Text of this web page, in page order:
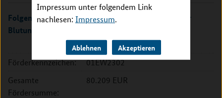
Impressum unter folgendem Link
nachlesen: Impressum.
Ablehnen Akzeptieren
Folgen hämostatischer Defekte nach intrazerebraler
Blutung
Förderkennzeichen:
01EW2302
Gesamte
Fördersumme:
80.209 EUR